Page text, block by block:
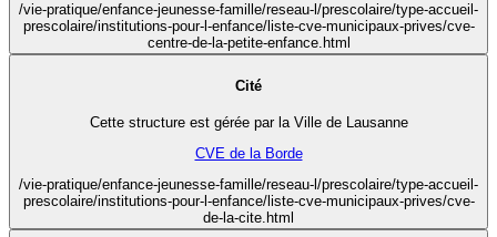
/vie-pratique/enfance-jeunesse-famille/reseau-l/prescolaire/type-accueil-
prescolaire/institutions-pour-l-enfance/liste-cve-municipaux-prives/cve-
centre-de-la-petite-enfance.html
Cité
Cette structure est gérée par la Ville de Lausanne
CVE de la Borde
/vie-pratique/enfance-jeunesse-famille/reseau-l/prescolaire/type-accueil-
prescolaire/institutions-pour-l-enfance/liste-cve-municipaux-prives/cve-
de-la-cite.html